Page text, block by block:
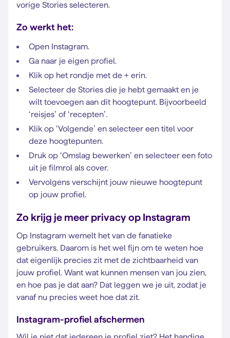
vorige Stories selecteren.
Zo werkt het:
Open Instagram.
Ga naar je eigen profiel.
Klik op het rondje met de + erin.
Selecteer de Stories die je hebt gemaakt en je
wilt toevoegen aan dit hoogtepunt. Bijvoorbeeld
‘reisjes’ of ‘recepten’.
Klik op ‘Volgende’ en selecteer een titel voor
deze hoogtepunten.
Druk op ‘Omslag bewerken’ en selecteer een foto
uit je filmrol als cover.
Vervolgens verschijnt jouw nieuwe hoogtepunt
op jouw profiel.
Zo krijg je meer privacy op Instagram
Op Instagram wemelt het van de fanatieke
gebruikers. Daarom is het wel fijn om te weten hoe
dat eigenlijk precies zit met de zichtbaarheid van
jouw profiel. Want wat kunnen mensen van jou zien,
en hoe pas je dat aan? Dat leggen we je uit, zodat je
vanaf nu precies weet hoe dat zit.
Instagram-profiel afschermen